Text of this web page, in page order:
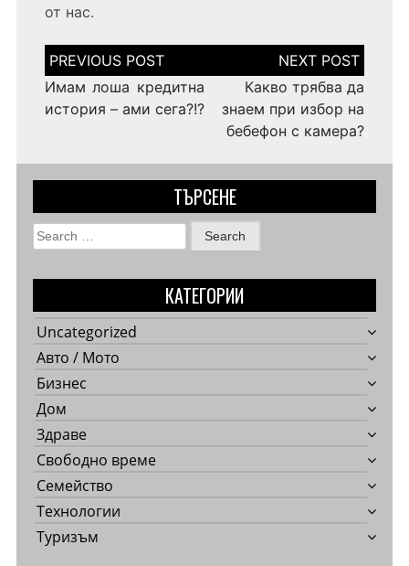
от нас.
Post
navigation
Имам лоша кредитна
история – ами сега?!?
Какво трябва да
знаем при избор на
бебефон с камера?
ТЪРСЕНЕ
Search
for:
КАТЕГОРИИ
Uncategorized
Авто / Мото
Бизнес
Дом
Здраве
Свободно време
Семейство
Технологии
Туризъм